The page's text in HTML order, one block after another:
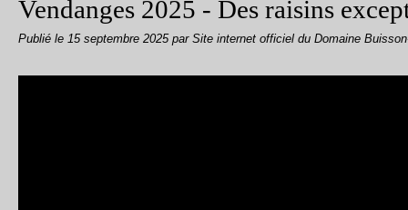
Vendanges 2025 - Des raisins
Publié le 15 septembre 2025 par Site internet officiel du Domaine